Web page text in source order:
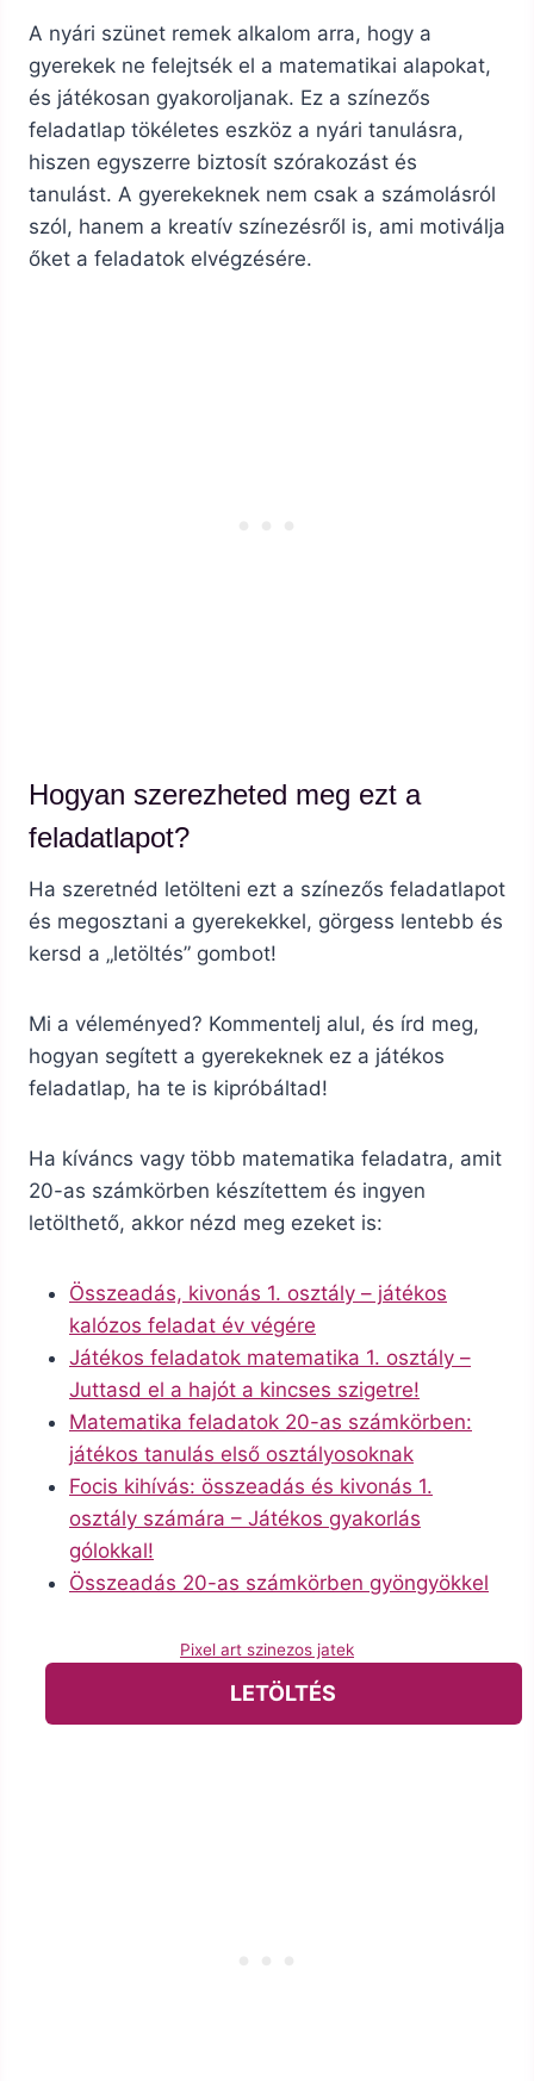
A nyári szünet remek alkalom arra, hogy a
gyerekek ne felejtsék el a matematikai alapokat,
és játékosan gyakoroljanak. Ez a színezős
feladatlap tökéletes eszköz a nyári tanulásra,
hiszen egyszerre biztosít szórakozást és
tanulást. A gyerekeknek nem csak a számolásról
szól, hanem a kreatív színezésről is, ami motiválja
őket a feladatok elvégzésére.
Hogyan szerezheted meg ezt a
feladatlapot?
Ha szeretnéd letölteni ezt a színezős feladatlapot
és megosztani a gyerekekkel, görgess lentebb és
kersd a „letöltés” gombot!
Mi a véleményed? Kommentelj alul, és írd meg,
hogyan segített a gyerekeknek ez a játékos
feladatlap, ha te is kipróbáltad!
Ha kíváncs vagy több matematika feladatra, amit
20-as számkörben készítettem és ingyen
letölthető, akkor nézd meg ezeket is:
Összeadás, kivonás 1. osztály – játékos
kalózos feladat év végére
Játékos feladatok matematika 1. osztály –
Juttasd el a hajót a kincses szigetre!
Matematika feladatok 20-as számkörben:
játékos tanulás első osztályosoknak
Focis kihívás: összeadás és kivonás 1.
osztály számára – Játékos gyakorlás
gólokkal!
Összeadás 20-as számkörben gyöngyökkel
Pixel art szinezos jatek
LETÖLTÉS